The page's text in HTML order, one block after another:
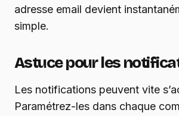
adresse email devient
simple.
Astuce pour les
Les notifications peuvent vite
Paramétrez-les dans chaque